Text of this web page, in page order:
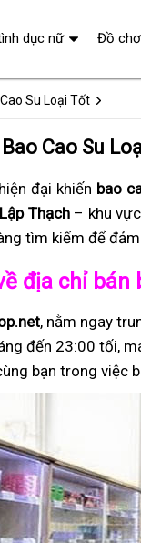
Su Loại Tốt
Cao Su
đại khiến bao
Thạch– khu
tìm kiếm để
địa chỉ bán
, nằm ngay
đến 23:00 tối,
bạn trong việc
dục nữ Đồ